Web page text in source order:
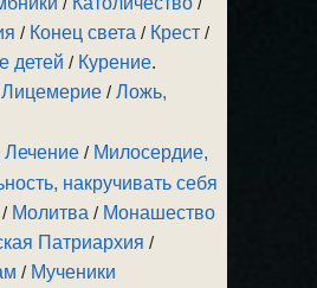
/ Конец света / Крест /
детей / Курение.
Лицемерие /Ложь,
/ Милосердие,
накручивать себя
/ Молитва / Монашество
Патриархия /
/ Мученики